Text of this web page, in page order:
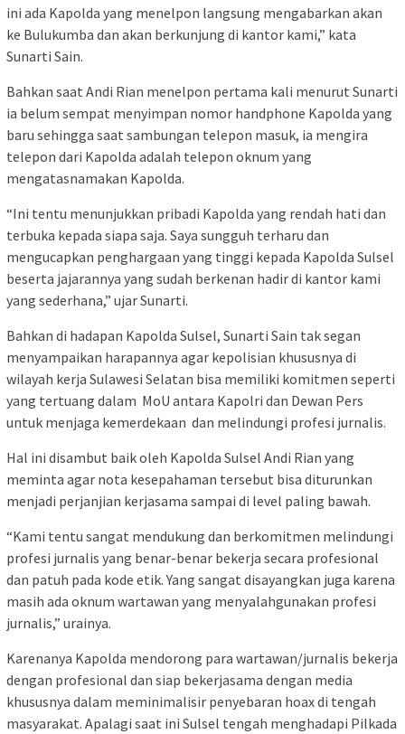
ini ada Kapolda yang menelpon langsung mengabarkan akan
ke Bulukumba dan akan berkunjung di kantor kami,” kata
Sunarti Sain.
Bahkan saat Andi Rian menelpon pertama kali menurut Sunarti
ia belum sempat menyimpan nomor handphone Kapolda yang
baru sehingga saat sambungan telepon masuk, ia mengira
telepon dari Kapolda adalah telepon oknum yang
mengatasnamakan Kapolda.
“Ini tentu menunjukkan pribadi Kapolda yang rendah hati dan
terbuka kepada siapa saja. Saya sungguh terharu dan
mengucapkan penghargaan yang tinggi kepada Kapolda Sulsel
beserta jajarannya yang sudah berkenan hadir di kantor kami
yang sederhana,” ujar Sunarti.
Bahkan di hadapan Kapolda Sulsel, Sunarti Sain tak segan
menyampaikan harapannya agar kepolisian khususnya di
wilayah kerja Sulawesi Selatan bisa memiliki komitmen seperti
yang tertuang dalam MoU antara Kapolri dan Dewan Pers
untuk menjaga kemerdekaan dan melindungi profesi jurnalis.
Hal ini disambut baik oleh Kapolda Sulsel Andi Rian yang
meminta agar nota kesepahaman tersebut bisa diturunkan
menjadi perjanjian kerjasama sampai di level paling bawah.
“Kami tentu sangat mendukung dan berkomitmen melindungi
profesi jurnalis yang benar-benar bekerja secara profesional
dan patuh pada kode etik. Yang sangat disayangkan juga karena
masih ada oknum wartawan yang menyalahgunakan profesi
jurnalis,” urainya.
Karenanya Kapolda mendorong para wartawan/jurnalis bekerja
dengan profesional dan siap bekerjasama dengan media
khususnya dalam meminimalisir penyebaran hoax di tengah
masyarakat. Apalagi saat ini Sulsel tengah menghadapi Pilkada